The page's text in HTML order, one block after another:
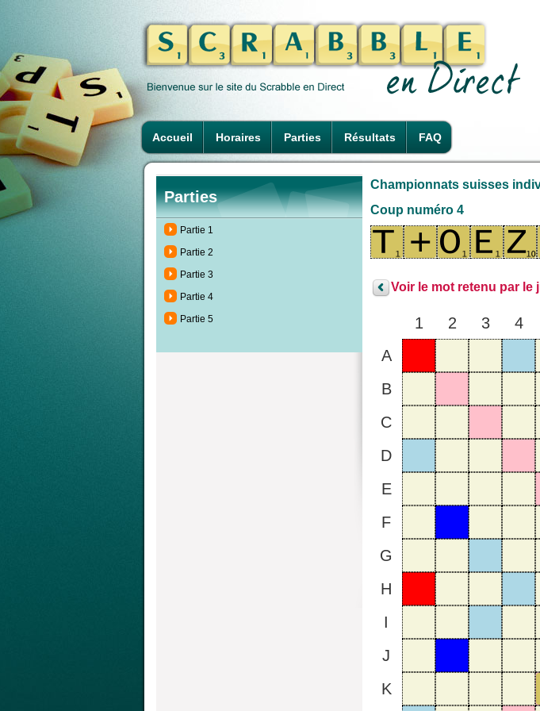
Accueil Horaires Parties Résultats FAQ
Parties
Partie 1
Partie 2
Partie 3
Partie 4
Partie 5
Championnats suisses
Coup numéro 4
Voir le mot retenu par le
1 2 3 4
A
B
C
D
E
F
G
H
I
J
K